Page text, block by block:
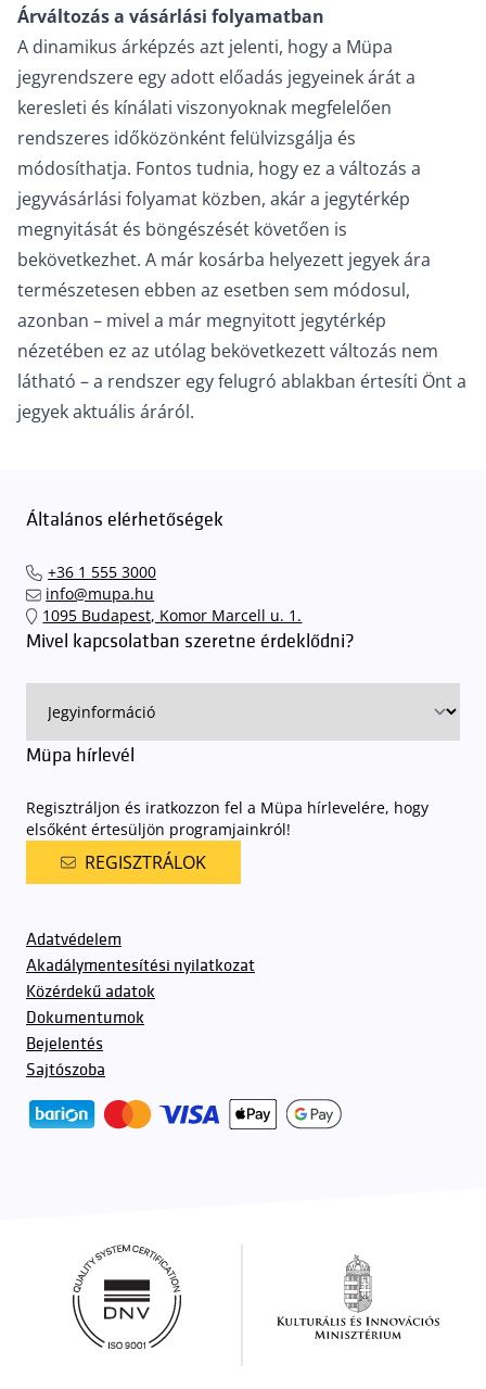
Árváltozás a vásárlási folyamatban
A dinamikus árképzés azt jelenti, hogy a Müpa
jegyrendszere egy adott előadás jegyeinek árát a
keresleti és kínálati viszonyoknak megfelelően
rendszeres időközönként felülvizsgálja és
módosíthatja. Fontos tudnia, hogy ez a változás a
jegyvásárlási folyamat közben, akár a jegytérkép
megnyitását és böngészését követően is
bekövetkezhet. A már kosárba helyezett jegyek ára
természetesen ebben az esetben sem módosul,
azonban – mivel a már megnyitott jegytérkép
nézetében ez az utólag bekövetkezett változás nem
látható – a rendszer egy felugró ablakban értesíti Önt a
jegyek aktuális áráról.
Általános elérhetőségek
+36 1 555 3000
info@mupa.hu
1095 Budapest, Komor Marcell u. 1.
Mivel kapcsolatban szeretne érdeklődni?
Müpa hírlevél
Regisztráljon és iratkozzon fel a Müpa hírlevelére, hogy
elsőként értesüljön programjainkról!
REGISZTRÁLOK
Adatvédelem
Akadálymentesítési nyilatkozat
Közérdekű adatok
Dokumentumok
Bejelentés
Sajtószoba